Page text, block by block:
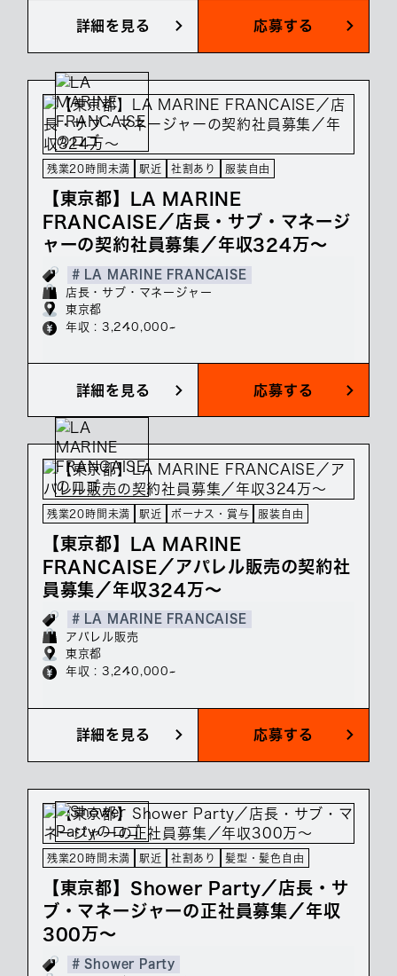
詳細を見る 応募する
残業20時間未満 駅近 社割あり 服装自由
【東京都】LA MARINE
FRANCAISE／店長・サブ・マネージ
ャーの契約社員募集／年収324万～
# LA MARINE FRANCAISE
店長・サブ・マネージャー
東京都
年収 : 3,240,000~
詳細を見る 応募する
残業20時間未満 駅近 ボーナス・賞与 服装自由
【東京都】LA MARINE
FRANCAISE／アパレル販売の契約社
員募集／年収324万～
# LA MARINE FRANCAISE
アパレル販売
東京都
年収 : 3,240,000~
詳細を見る 応募する
残業20時間未満 駅近 社割あり 髪型・髪色自由
【東京都】Shower Party／店長・サ
ブ・マネージャーの正社員募集／年収
300万～
# Shower Party